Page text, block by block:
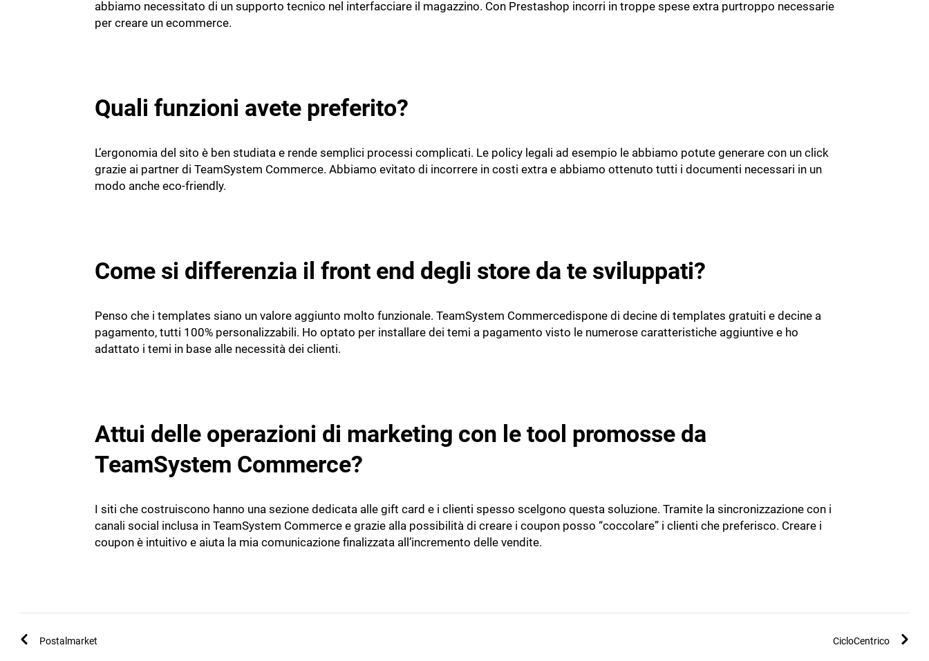
abbiamo necessitato di un supporto tecnico nel interfacciare il magazzino. Con Prestashop incorri in troppe spese extra purtroppo necessarie
per creare un ecommerce.
Quali funzioni avete preferito?
L’ergonomia del sito è ben studiata e rende semplici processi complicati. Le policy legali ad esempio le abbiamo potute generare con un click
grazie ai partner di TeamSystem Commerce. Abbiamo evitato di incorrere in costi extra e abbiamo ottenuto tutti i documenti necessari in un
modo anche eco-friendly.
Come si differenzia il front end degli store da te sviluppati?
Penso che i templates siano un valore aggiunto molto funzionale. TeamSystem Commercedispone di decine di templates gratuiti e decine a
pagamento, tutti 100% personalizzabili. Ho optato per installare dei temi a pagamento visto le numerose caratteristiche aggiuntive e ho
adattato i temi in base alle necessità dei clienti.
Attui delle operazioni di marketing con le tool promosse da
TeamSystem Commerce?
I siti che costruiscono hanno una sezione dedicata alle gift card e i clienti spesso scelgono questa soluzione. Tramite la sincronizzazione con i
canali social inclusa in TeamSystem Commerce e grazie alla possibilità di creare i coupon posso “coccolare” i clienti che preferisco. Creare i
coupon è intuitivo e aiuta la mia comunicazione finalizzata all’incremento delle vendite.
Postalmarket CicloCentrico